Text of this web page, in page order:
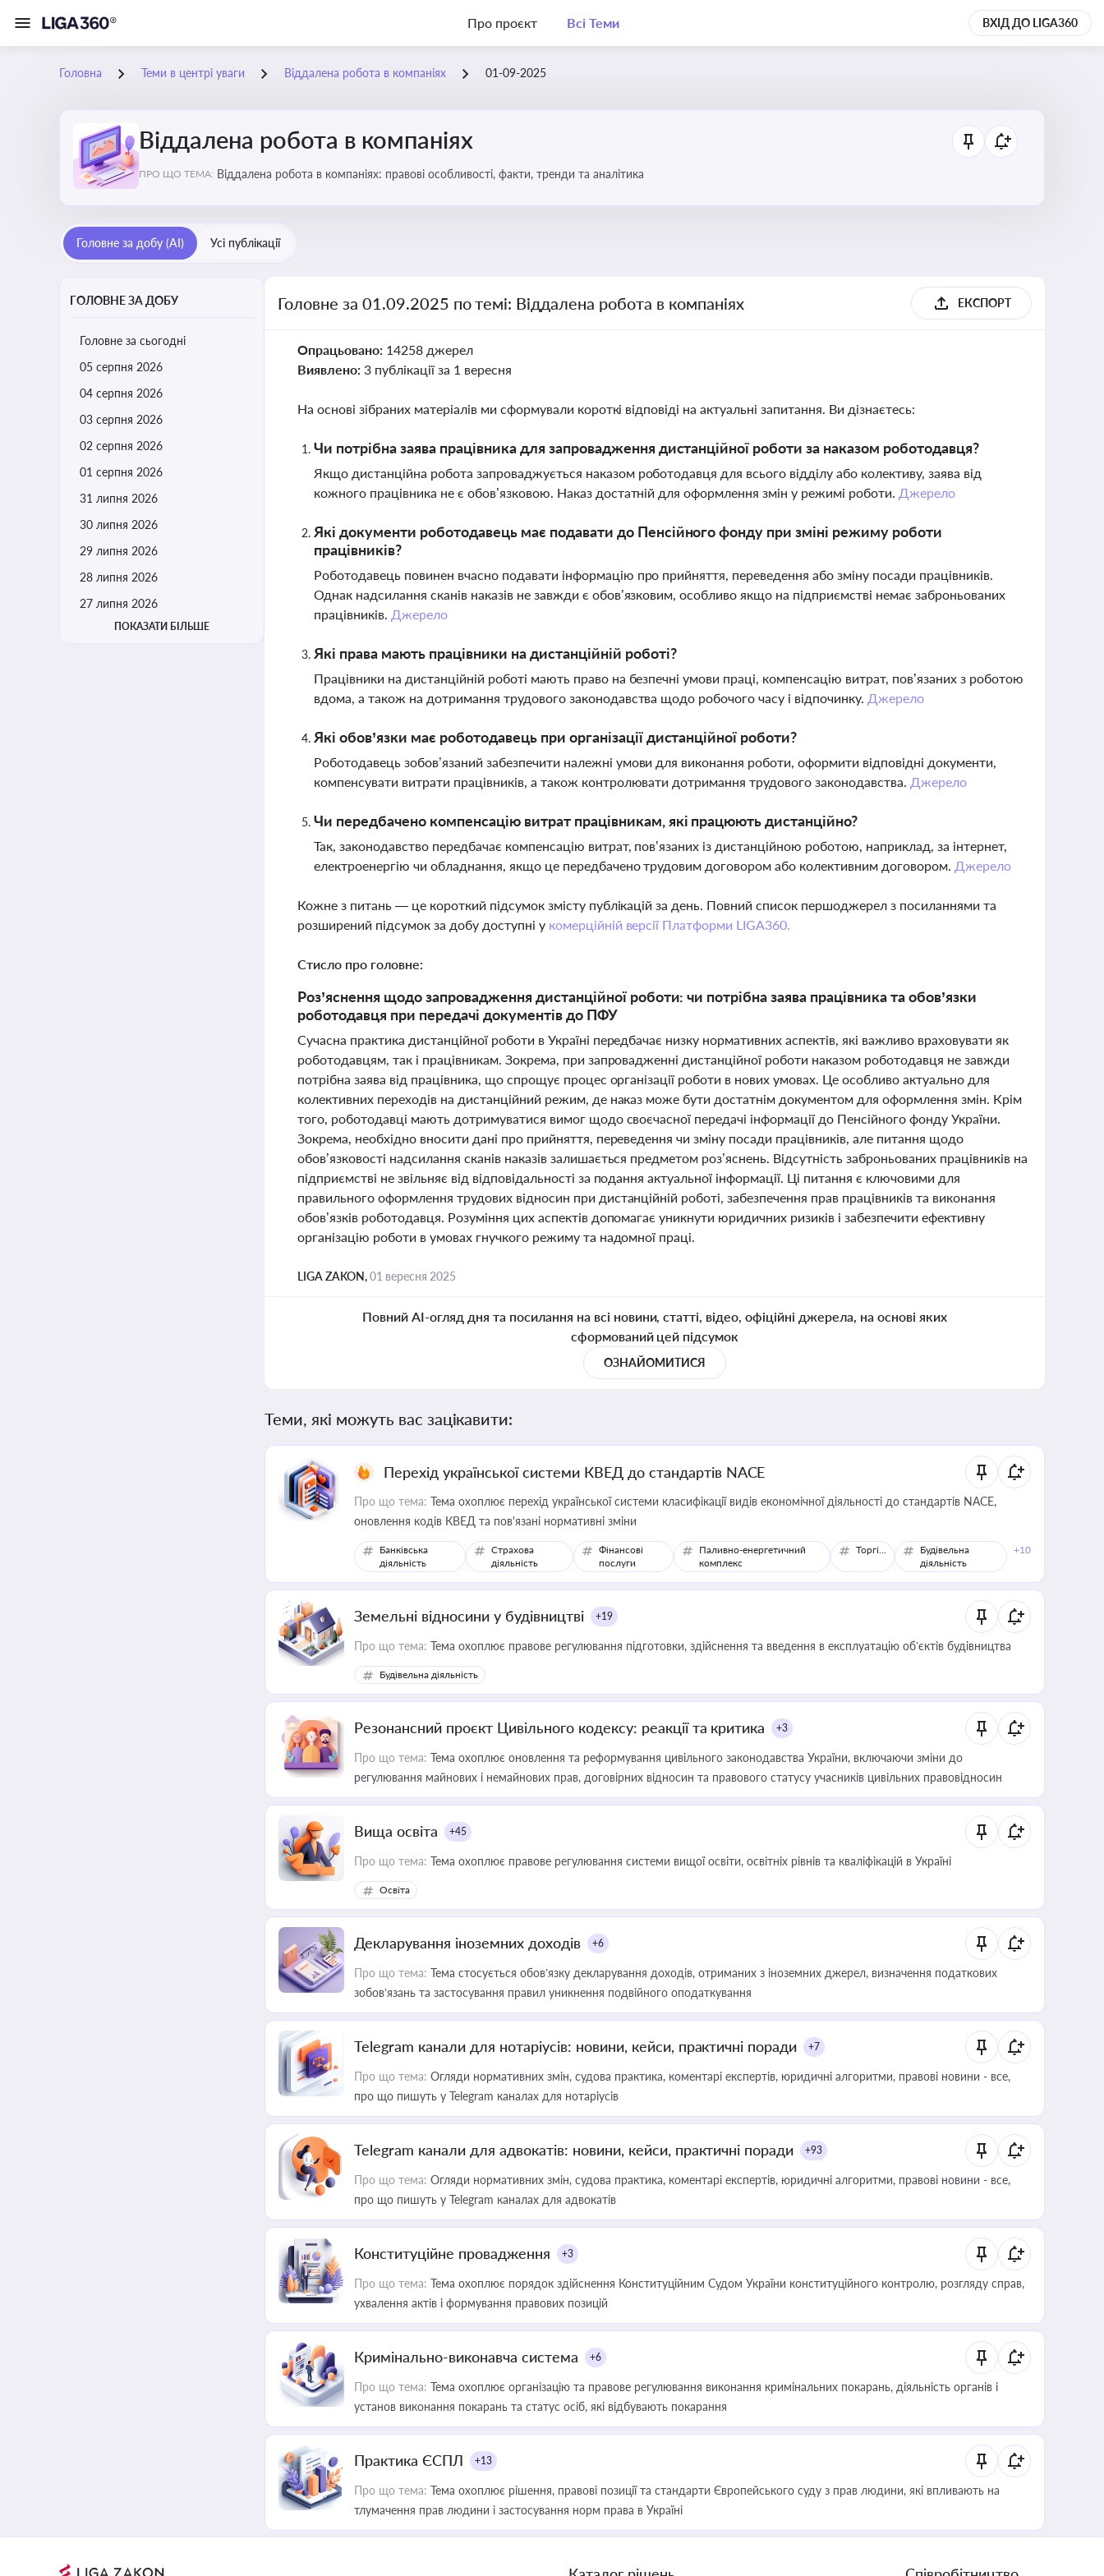
Про проєкт Всі Теми ВХІД ДО LIGA360
Головна Теми в центрі уваги Віддалена робота в компаніях 01-09-2025
Віддалена робота в компаніях
ПРО ЩО ТЕМА: Віддалена робота в компаніях: правові особливості, факти, тренди та аналітика
Головне за добу (AI) Усі публікації
ГОЛОВНЕ ЗА ДОБУ
Головне за сьогодні
05 серпня 2026
04 серпня 2026
03 серпня 2026
02 серпня 2026
01 серпня 2026
31 липня 2026
30 липня 2026
29 липня 2026
28 липня 2026
27 липня 2026
ПОКАЗАТИ БІЛЬШЕ
Головне за 01.09.2025 по темі: Віддалена робота в компаніях ЕКСПОРТ
Опрацьовано: 14258 джерел
Виявлено: 3 публікації за 1 вересня
На основі зібраних матеріалів ми сформували короткі відповіді на актуальні запитання. Ви дізнаєтесь:
Чи потрібна заява працівника для запровадження дистанційної роботи за наказом роботодавця?
Якщо дистанційна робота запроваджується наказом роботодавця для всього відділу або колективу, заява від
кожного працівника не є обов’язковою. Наказ достатній для оформлення змін у режимі роботи. Джерело
Які документи роботодавець має подавати до Пенсійного фонду при зміні режиму роботи
працівників?
Роботодавець повинен вчасно подавати інформацію про прийняття, переведення або зміну посади працівників.
Однак надсилання сканів наказів не завжди є обов’язковим, особливо якщо на підприємстві немає заброньованих
працівників. Джерело
Які права мають працівники на дистанційній роботі?
Працівники на дистанційній роботі мають право на безпечні умови праці, компенсацію витрат, пов’язаних з роботою
вдома, а також на дотримання трудового законодавства щодо робочого часу і відпочинку. Джерело
Які обов’язки має роботодавець при організації дистанційної роботи?
Роботодавець зобов’язаний забезпечити належні умови для виконання роботи, оформити відповідні документи,
компенсувати витрати працівників, а також контролювати дотримання трудового законодавства. Джерело
Чи передбачено компенсацію витрат працівникам, які працюють дистанційно?
Так, законодавство передбачає компенсацію витрат, пов’язаних із дистанційною роботою, наприклад, за інтернет,
електроенергію чи обладнання, якщо це передбачено трудовим договором або колективним договором. Джерело
Кожне з питань — це короткий підсумок змісту публікацій за день. Повний список першоджерел з посиланнями та
розширений підсумок за добу доступні у комерційній версії Платформи LIGA360.
Стисло про головне:
Роз’яснення щодо запровадження дистанційної роботи: чи потрібна заява працівника та обов’язки
роботодавця при передачі документів до ПФУ
Сучасна практика дистанційної роботи в Україні передбачає низку нормативних аспектів, які важливо враховувати як
роботодавцям, так і працівникам. Зокрема, при запровадженні дистанційної роботи наказом роботодавця не завжди
потрібна заява від працівника, що спрощує процес організації роботи в нових умовах. Це особливо актуально для
колективних переходів на дистанційний режим, де наказ може бути достатнім документом для оформлення змін. Крім
того, роботодавці мають дотримуватися вимог щодо своєчасної передачі інформації до Пенсійного фонду України.
Зокрема, необхідно вносити дані про прийняття, переведення чи зміну посади працівників, але питання щодо
обов’язковості надсилання сканів наказів залишається предметом роз’яснень. Відсутність заброньованих працівників на
підприємстві не звільняє від відповідальності за подання актуальної інформації. Ці питання є ключовими для
правильного оформлення трудових відносин при дистанційній роботі, забезпечення прав працівників та виконання
обов’язків роботодавця. Розуміння цих аспектів допомагає уникнути юридичних ризиків і забезпечити ефективну
організацію роботи в умовах гнучкого режиму та надомної праці.
LIGA ZAKON,01 вересня 2025
Повний AI-огляд дня та посилання на всі новини, статті, відео, офіційні джерела, на основі яких
сформований цей підсумок
ОЗНАЙОМИТИСЯ
Теми, які можуть вас зацікавити:
Перехід української системи КВЕД до стандартів NACE
Про що тема: Тема охоплює перехід української системи класифікації видів економічної діяльності до стандартів NACE,
оновлення кодів КВЕД та пов'язані нормативні зміни
Банківська
діяльність
Страхова
діяльність
Фінансові
послуги
Паливно-енергетичний
комплекс
Торгівля
Будівельна
діяльність
+10
Земельні відносини у будівництві +19
Про що тема: Тема охоплює правове регулювання підготовки, здійснення та введення в експлуатацію об’єктів будівництва
Будівельна діяльність
Резонансний проєкт Цивільного кодексу: реакції та критика +3
Про що тема: Тема охоплює оновлення та реформування цивільного законодавства України, включаючи зміни до
регулювання майнових і немайнових прав, договірних відносин та правового статусу учасників цивільних правовідносин
Вища освіта +45
Про що тема: Тема охоплює правове регулювання системи вищої освіти, освітніх рівнів та кваліфікацій в Україні
Освіта
Декларування іноземних доходів +6
Про що тема: Тема стосується обов’язку декларування доходів, отриманих з іноземних джерел, визначення податкових
зобов’язань та застосування правил уникнення подвійного оподаткування
Telegram канали для нотаріусів: новини, кейси, практичні поради +7
Про що тема: Огляди нормативних змін, судова практика, коментарі експертів, юридичні алгоритми, правові новини - все,
про що пишуть у Telegram каналах для нотаріусів
Telegram канали для адвокатів: новини, кейси, практичні поради +93
Про що тема: Огляди нормативних змін, судова практика, коментарі експертів, юридичні алгоритми, правові новини - все,
про що пишуть у Telegram каналах для адвокатів
Конституційне провадження +3
Про що тема: Тема охоплює порядок здійснення Конституційним Судом України конституційного контролю, розгляду справ,
ухвалення актів і формування правових позицій
Кримінально-виконавча система +6
Про що тема: Тема охоплює організацію та правове регулювання виконання кримінальних покарань, діяльність органів і
установ виконання покарань та статус осіб, які відбувають покарання
Практика ЄСПЛ +13
Про що тема: Тема охоплює рішення, правові позиції та стандарти Європейського суду з прав людини, які впливають на
тлумачення прав людини і застосування норм права в Україні